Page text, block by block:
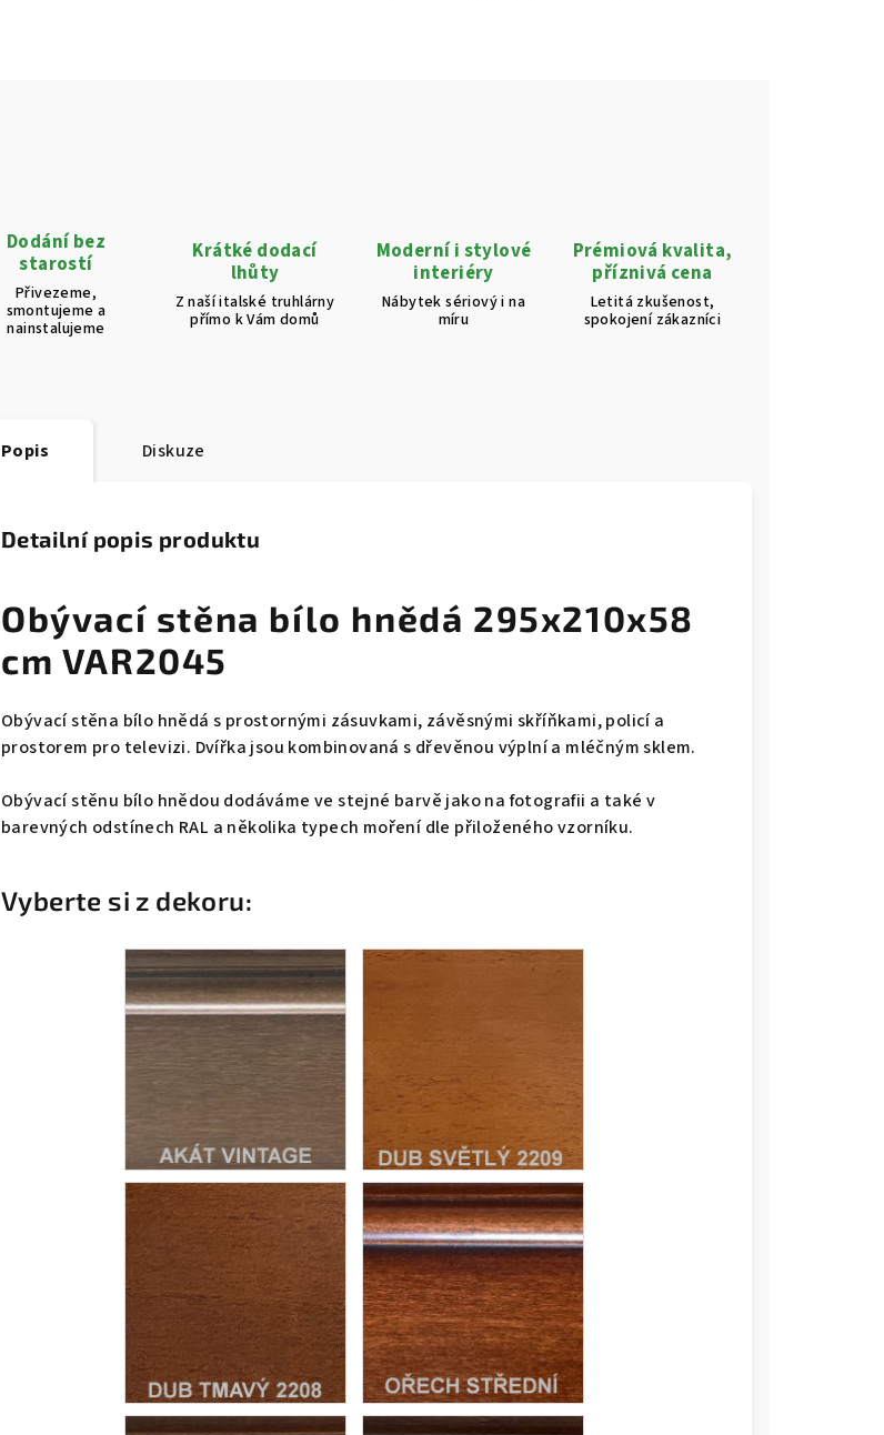
Dodání bez
starostí
Přivezeme,
smontujeme a
nainstalujeme
Krátké dodací
lhůty
Z naší italské truhlárny
přímo k Vám domů
Moderní i stylové
interiéry
Nábytek sériový i na
míru
Prémiová kvalita,
příznivá cena
Letitá zkušenost,
spokojení zákazníci
Popis Diskuze
Detailní popis produktu
Obývací stěna bílo hnědá 295x210x58
cm VAR2045
Obývací stěna bílo hnědá s prostornými zásuvkami, závěsnými skříňkami, policí a
prostorem pro televizi. Dvířka jsou kombinovaná s dřevěnou výplní a mléčným sklem.
Obývací stěnu bílo hnědou dodáváme ve stejné barvě jako na fotografii a také v
barevných odstínech RAL a několika typech moření dle přiloženého vzorníku.
Vyberte si z dekoru: